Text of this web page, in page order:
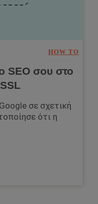
HOW TO
SEO σου στο
σε σχετική
ότι η